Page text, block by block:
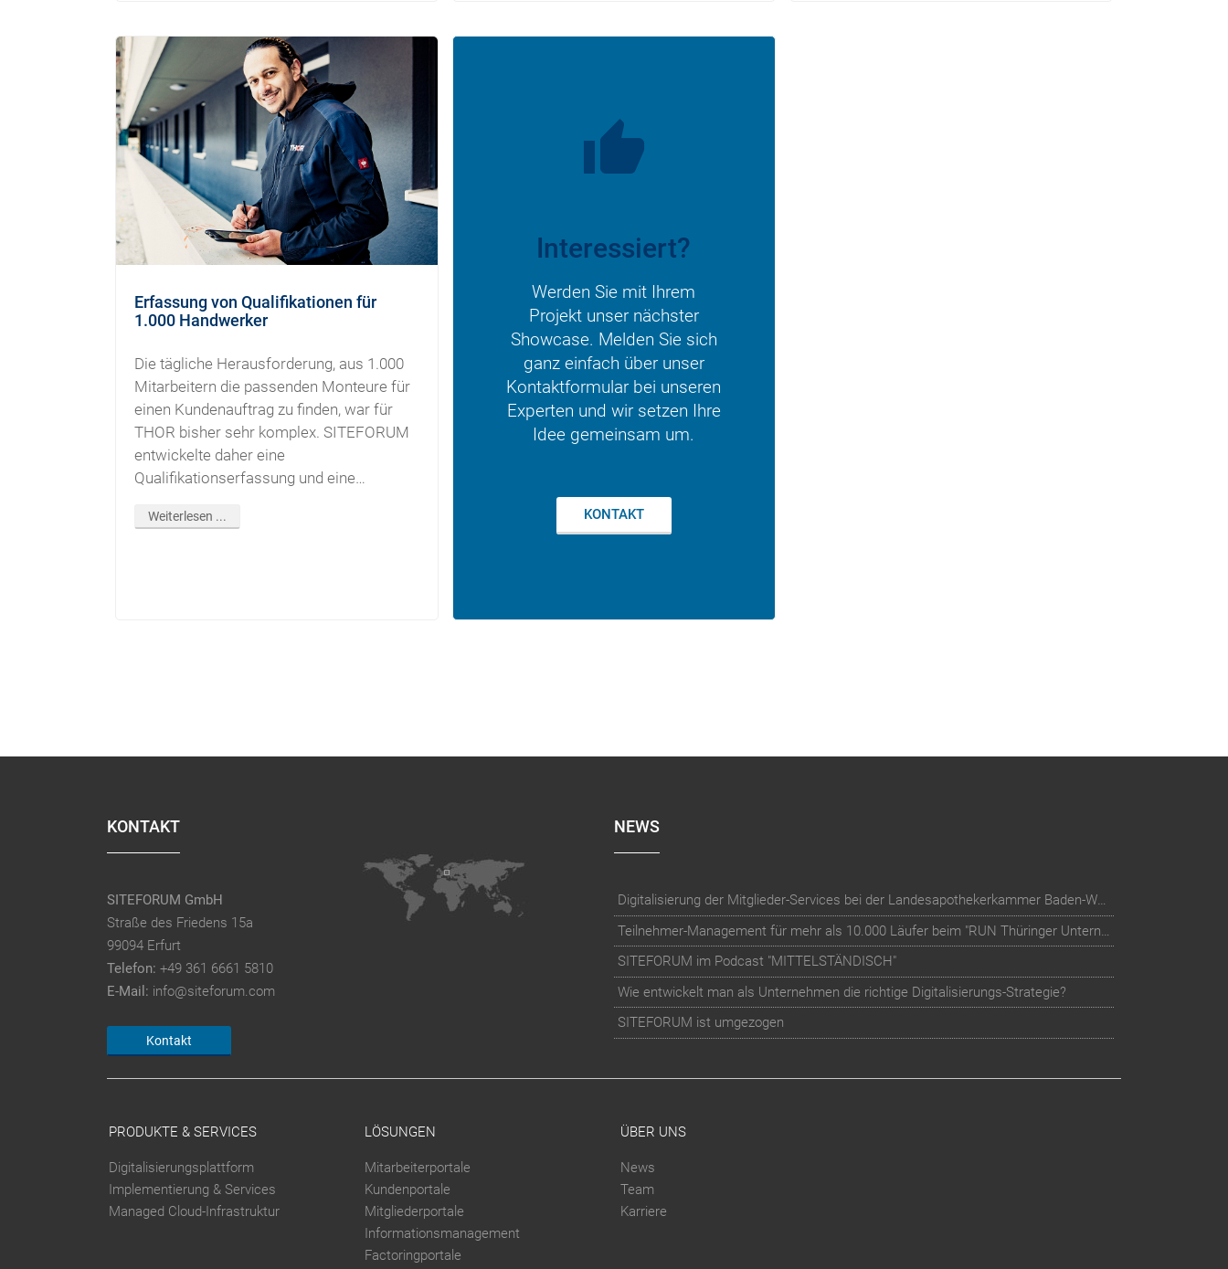
Erfassung von Qualifikationen für
1.000 Handwerker
Die tägliche Herausforderung, aus 1.000
Mitarbeitern die passenden Monteure für
einen Kundenauftrag zu finden, war für
THOR bisher sehr komplex. SITEFORUM
entwickelte daher eine
Qualifikationserfassung und eine
Weiterlesen ...
thumb_up
Interessiert?
Werden Sie mit Ihrem
Projekt unser nächster
Showcase. Melden Sie sich
ganz einfach über unser
Kontaktformular bei unseren
Experten und wir setzen Ihre
Idee gemeinsam um.
KONTAKT
KONTAKT
SITEFORUM GmbH
Straße des Friedens 15a
99094 Erfurt
Telefon: +49 361 6661 5810
E-Mail: info@siteforum.com
Kontakt
NEWS
Digitalisierung der Mitglieder-Services bei der Landesapothekerkammer Baden-Württemberg
SITEFORUM im Podcast "MITTELSTÄNDISCH"
Wie entwickelt man als Unternehmen die richtige Digitalisierungs-Strategie?
SITEFORUM ist umgezogen
PRODUKTE & SERVICES
Digitalisierungsplattform
Implementierung & Services
Managed Cloud-Infrastruktur
LÖSUNGEN
Mitarbeiterportale
Kundenportale
Mitgliederportale
Informationsmanagement
Factoringportale
ÜBER UNS
News
Team
Karriere